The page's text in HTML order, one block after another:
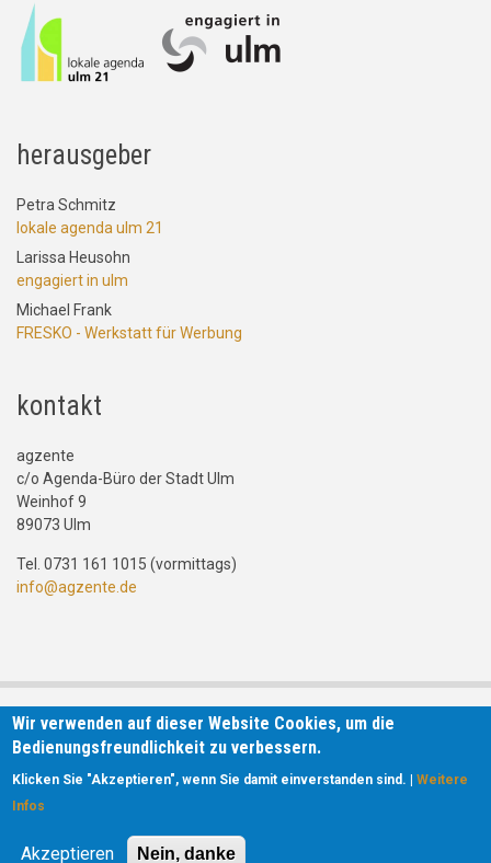
herausgeber
Petra Schmitz
lokale agenda ulm 21
Larissa Heusohn
engagiert in ulm
Michael Frank
FRESKO - Werkstatt für Werbung
kontakt
agzente
c/o Agenda-Büro der Stadt Ulm
Weinhof 9
89073 Ulm
Tel. 0731 161 1015 (vormittags)
info@agzente.de
Wir verwenden auf dieser Website Cookies, um die
Bedienungsfreundlichkeit zu verbessern.
Klicken Sie "Akzeptieren", wenn Sie damit einverstanden sind. |Weitere
Infos
Akzeptieren Nein, danke